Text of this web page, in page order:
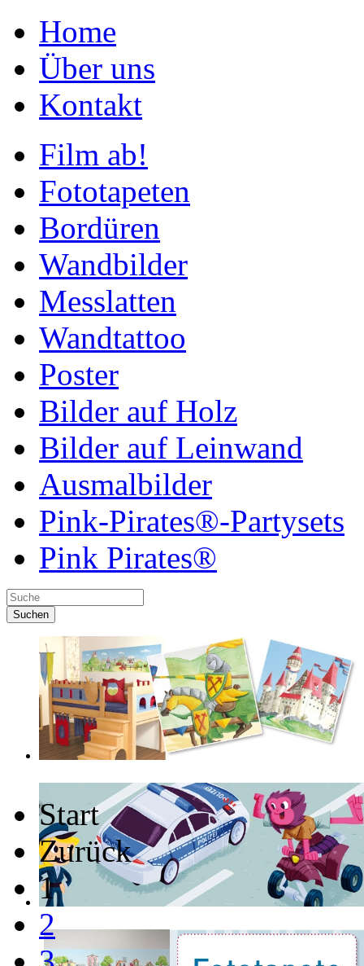
Home
Über uns
Kontakt
Film ab!
Fototapeten
Bordüren
Wandbilder
Messlatten
Wandtattoo
Poster
Bilder auf Holz
Bilder auf Leinwand
Ausmalbilder
Pink-Pirates®-Partysets
Pink Pirates®
Start
Zurück
1
2